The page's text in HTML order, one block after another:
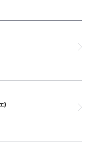
)